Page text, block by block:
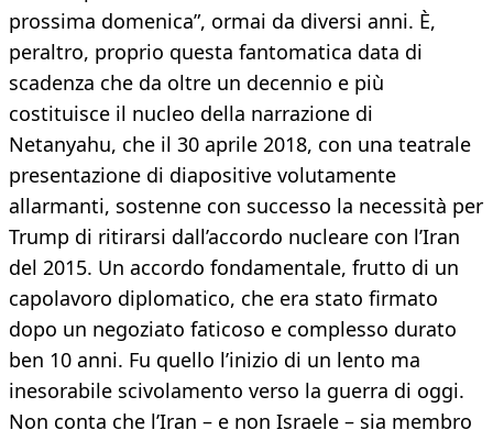
prossima domenica”, ormai da diversi anni. È,
peraltro, proprio questa fantomatica data di
scadenza che da oltre un decennio e più
costituisce il nucleo della narrazione di
Netanyahu, che il 30 aprile 2018, con una teatrale
presentazione di diapositive volutamente
allarmanti, sostenne con successo la necessità per
Trump di ritirarsi dall’accordo nucleare con l’Iran
del 2015. Un accordo fondamentale, frutto di un
capolavoro diplomatico, che era stato firmato
dopo un negoziato faticoso e complesso durato
ben 10 anni. Fu quello l’inizio di un lento ma
inesorabile scivolamento verso la guerra di oggi.
Non conta che l’Iran – e non Israele – sia membro